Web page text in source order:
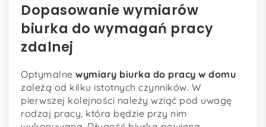
Dopasowanie wymiarów
biurka do wymagań pracy
zdalnej
Optymalne wymiary biurka do pracy w domu
zależą od kilku istotnych czynników. W
pierwszej kolejności należy wziąć pod uwagę
rodzaj pracy, która będzie przy nim